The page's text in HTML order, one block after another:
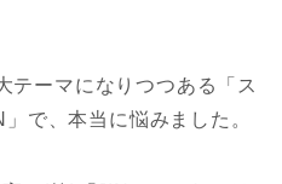
テーマになりつつある「ス
で、本当に悩みました。